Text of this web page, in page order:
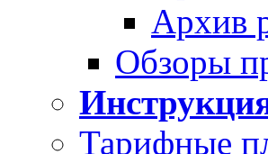
Архив
Обзоры
Тарифные